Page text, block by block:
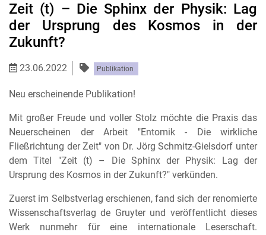
Zeit (t) – Die Sphinx der Physik: Lag
der Ursprung des Kosmos in der
Zukunft?
23.06.2022 Publikation
Neu erscheinende Publikation!
Mit großer Freude und voller Stolz möchte die Praxis das
Neuerscheinen der Arbeit "Entomik - Die wirkliche
Fließrichtung der Zeit" von Dr. Jörg Schmitz-Gielsdorf unter
dem Titel "Zeit (t) – Die Sphinx der Physik: Lag der
Ursprung des Kosmos in der Zukunft?" verkünden.
Zuerst im Selbstverlag erschienen, fand sich der renomierte
Wissenschaftsverlag de Gruyter und veröffentlicht dieses
Werk nunmehr für eine internationale Leserschaft.